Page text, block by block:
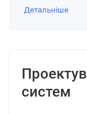
Детальніше
систем